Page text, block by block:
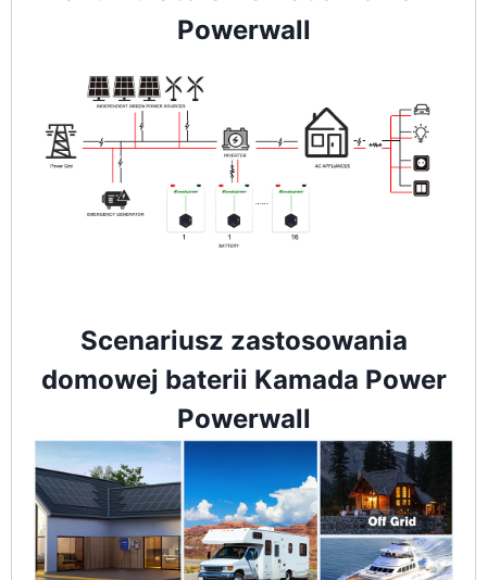
Powerwall
Scenariusz zastosowania
domowej baterii Kamada Power
Powerwall